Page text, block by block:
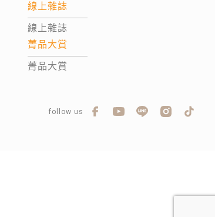
線上雜誌
線上雜誌
菁品大賞
菁品大賞
follow us